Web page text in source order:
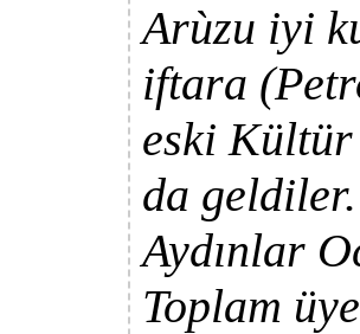
Arùzu iyi
iftara
eski Kültür
da
Aydınlar
Toplam